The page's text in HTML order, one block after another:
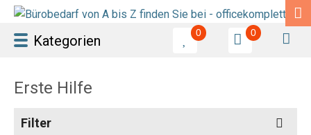
Kategorien 0
0
Erste Hilfe
Filter